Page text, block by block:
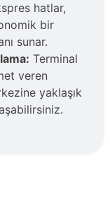
hatlar,
bir
sunar.
Terminal
veren
yaklaşık